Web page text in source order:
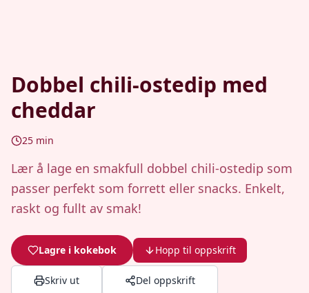
Dobbel chili-ostedip med
cheddar
25 min
Lær å lage en smakfull dobbel chili-ostedip som
passer perfekt som forrett eller snacks. Enkelt,
raskt og fullt av smak!
Lagre i kokebok Hopp til oppskrift
Skriv ut Del oppskrift